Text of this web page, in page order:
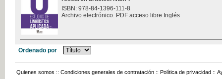
ISBN: 978-84-1396-111-8
Archivo electrónico. PDF acceso libre Inglés
Ordenado por
Quienes somos :: Condiciones generales de contratación :: Política de privacidad ::